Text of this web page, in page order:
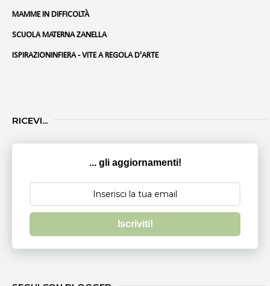
MAMME IN DIFFICOLTÀ
SCUOLA MATERNA ZANELLA
ISPIRAZIONINFIERA - VITE A REGOLA D'ARTE
RICEVI...
... gli aggiornamenti!
Iscriviti!